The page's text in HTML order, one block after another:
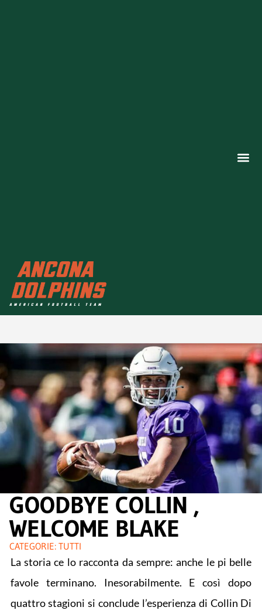
GOODBYE COLLIN ,
WELCOME BLAKE
CATEGORIE: TUTTI
La storia ce lo racconta da sempre: anche le pi belle
favole terminano. Inesorabilmente. E così dopo
quattro stagioni si conclude l’esperienza di Collin Di